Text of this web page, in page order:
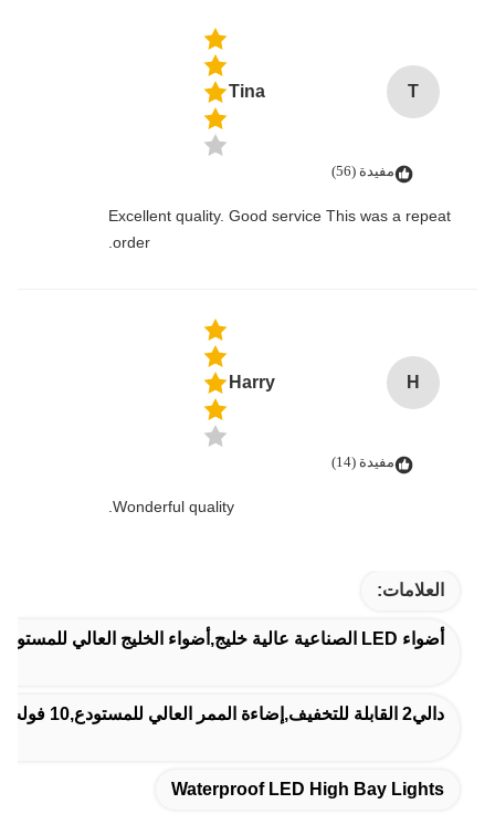
T
Tina
مفيدة (56)
Excellent quality. Good service This was a repeat
order.
H
Harry
مفيدة (14)
Wonderful quality.
العلامات:
أضواء LED الصناعية عالية خليج,أضواء الخليج العالي للمستودع,مضادات المياه مصابيح LED عالية الخليج
دالي2 القابلة للتخفيف,إضاءة الممر العالي للمستودع,10 فولت قابلة للتخفيف
Waterproof LED High Bay Lights